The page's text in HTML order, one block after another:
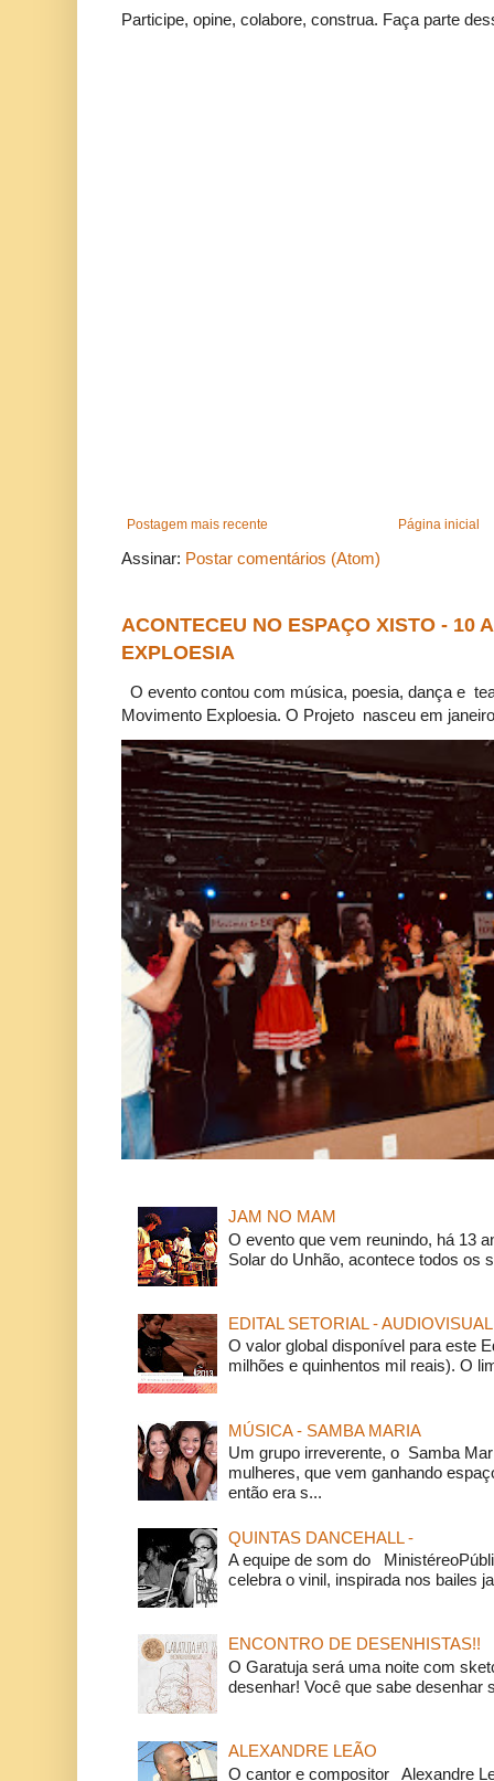
Participe, opine, colabore, construa. Faça parte
Postagem mais recente Página inicial
Assinar: Postar comentários (Atom)
ACONTECEU NO ESPAÇO XISTO - 10
EXPLOESIA
O evento contou com música, poesia, dança e
Movimento Exploesia. O Projeto nasceu em
JAM NO MAM
O evento que vem reunindo, há 13
Solar do Unhão, acontece todos os
EDITAL SETORIAL - AUDIOVISUAL
O valor global disponível para este
milhões e quinhentos mil reais). O
MÚSICA - SAMBA MARIA
Um grupo irreverente, o Samba
mulheres, que vem ganhando
então era s...
QUINTAS DANCEHALL -
A equipe de som do
celebra o vinil, inspirada nos bailes
ENCONTRO DE DESENHISTAS!!
O Garatuja será uma noite com
desenhar! Você que sabe desenhar
ALEXANDRE LEÃO
O cantor e compositor Alexandre